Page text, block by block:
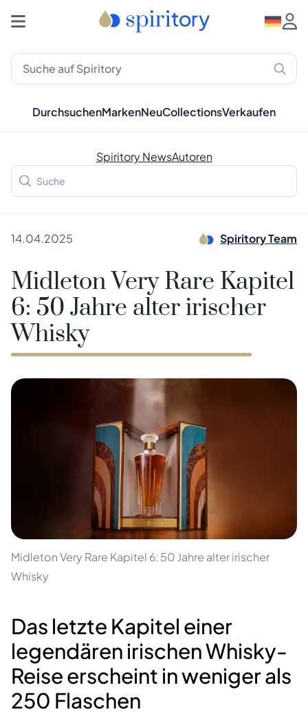
DurchsuchenMarkenNeuCollectionsVerkaufen
Spiritory NewsAutoren
14.04.2025 Spiritory Team
Midleton Very Rare Kapitel
6: 50 Jahre alter irischer
Whisky
Midleton Very Rare Kapitel 6: 50 Jahre alter irischer
Whisky
Das letzte Kapitel einer
legendären irischen Whisky-
Reise erscheint in weniger als
250 Flaschen